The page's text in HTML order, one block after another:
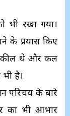
भी रखा गया।
के प्रयास किए
वकील थे और कल‌
है।
परिचय के बारे
का भी आभार